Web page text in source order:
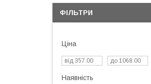
ФІЛЬТРИ
Ціна
Наявність